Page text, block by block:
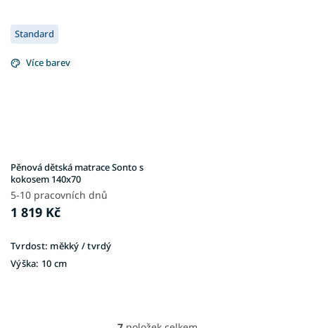
Standard
Více barev
Pěnová dětská matrace Sonto s
kokosem 140x70
5-10 pracovních dnů
1 819 Kč
Tvrdost: měkký / tvrdý
Výška: 10 cm